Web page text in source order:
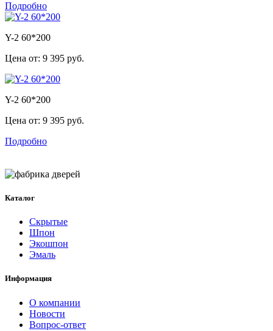
Подробно
Y-2 60*200
Цена от: 9 395 руб.
Y-2 60*200
Цена от: 9 395 руб.
Подробно
Каталог
Скрытые
Шпон
Экошпон
Эмаль
Информация
О компании
Новости
Вопрос-ответ